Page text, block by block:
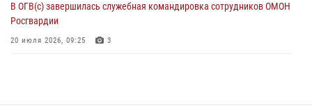
В ОГВ(с) завершилась служебная командировка сотрудников ОМОН
Росгвардии
20 июля 2026, 09:25 3